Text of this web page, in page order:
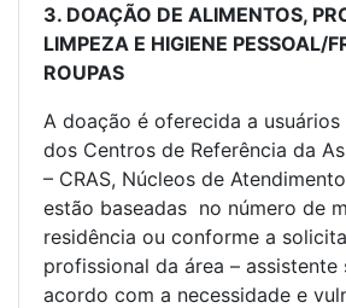
3. DOAÇÃO DE ALIMENTOS,
LIMPEZA E HIGIENE PESSOAL/
ROUPAS
A doação é oferecida a
dos Centros de Referência da
– CRAS, Núcleos de
estão baseadas no número de
residência ou conforme a
profissional da área – assistente
acordo com a necessidade e